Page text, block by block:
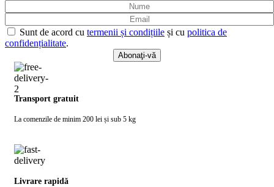
Sunt de acord cu termenii și condițiile și cu politica de
confidențialitate.
Transport gratuit
La comenzile de minim 200 lei și sub 5 kg
Livrare rapidă